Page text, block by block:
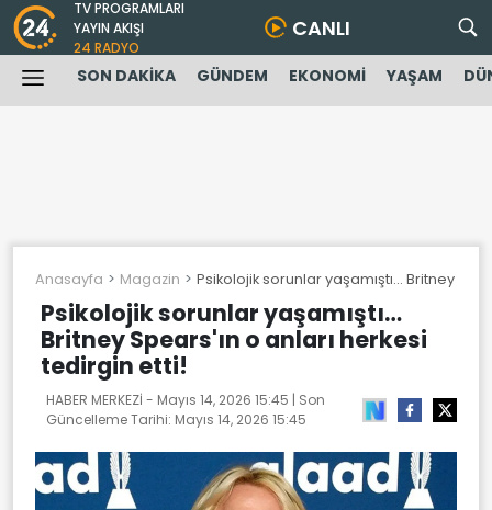
TV PROGRAMLARI
YAYIN AKIŞI
24 RADYO
CANLI
SON DAKİKA GÜNDEM EKONOMİ YAŞAM
Anasayfa Magazin Psikolojik sorunlar yaşamıştı… Britney
Psikolojik sorunlar yaşamıştı…
Britney Spears'ın o anları herkesi
tedirgin etti!
HABER MERKEZİ - Mayıs 14, 2026 15:45 | Son
Güncelleme Tarihi: Mayıs 14, 2026 15:45